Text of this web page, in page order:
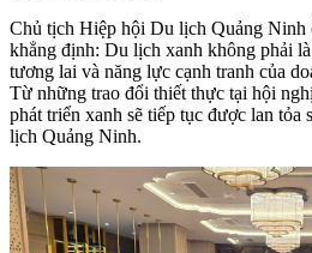
Chủ tịch Hiệp hội Du lịch Quảng Ninh
khẳng định: Du lịch xanh không phải
tương lai và năng lực cạnh tranh của
Từ những trao đổi thiết thực tại hội
phát triển xanh sẽ tiếp tục được lan tỏa
lịch Quảng Ninh.